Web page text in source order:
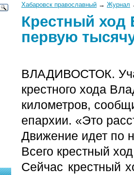
Хабаровск православный → Журнал
Крестный ход
первую
ВЛАДИВОСТОК.
крестного хода
километров,
епархии. «Это
Движение идет по
Всего крестный
Сейчас крестный